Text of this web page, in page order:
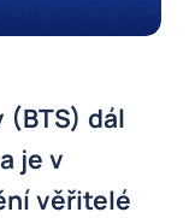
(BTS) dál
je v
věřitelé